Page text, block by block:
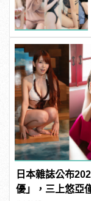
日本雜誌公布
優」，三上悠亞